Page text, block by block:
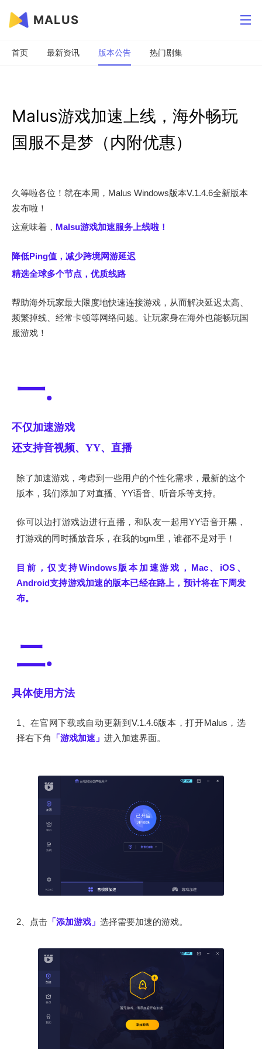
MALUS
首页 最新资讯 版本公告 热门剧集
Malus游戏加速上线，海外畅玩
国服不是梦（内附优惠）
久等啦各位！就在本周，Malus Windows版本V.1.4.6全新版本
发布啦！
这意味着， Malsu游戏加速服务上线啦！
降低Ping值，减少跨境网游延迟
精选全球多个节点，优质线路
帮助海外玩家最大限度地快速连接游戏，从而解决延迟太高、
频繁掉线、经常卡顿等网络问题。让玩家身在海外也能畅玩国
服游戏！
一.
不仅加速游戏
还支持音视频、YY、直播
除了加速游戏，考虑到一些用户的个性化需求，最新的这个
版本，我们添加了对直播、YY语音、听音乐等支持。
你可以边打游戏边进行直播，和队友一起用YY语音开黑，
打游戏的同时播放音乐，在我的bgm里，谁都不是对手！
目前，仅支持Windows版本加速游戏，Mac、iOS、
Android支持游戏加速的版本已经在路上，预计将在下周发
布。
二.
具体使用方法
1、在官网下载或自动更新到V.1.4.6版本，打开Malus，选
择右下角
「游戏加速」 进入加速界面。
2、点击 「添加游戏」 选择需要加速的游戏。